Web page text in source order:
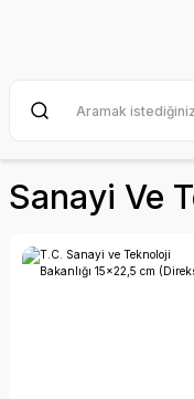
Sanayi Ve